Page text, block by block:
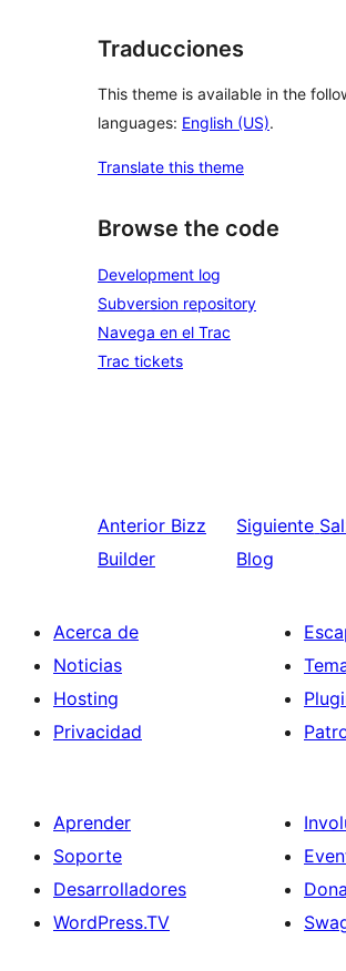
Traducciones
This theme is available in the
languages: English (US).
Translate this theme
Browse the code
Development log
Subversion repository
Navega en el Trac
Trac tickets
Anterior Bizz
Builder
Siguiente
Blog
Acerca de
Noticias
Hosting
Privacidad
Aprender
Soporte
Desarrolladores
WordPress.TV